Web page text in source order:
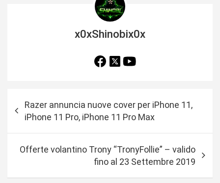
x0xShinobix0x
a
Razer annuncia nuove cover per iPhone 11,
iPhone 11 Pro, iPhone 11 Pro Max
Offerte volantino Trony “TronyFollie” – valido
fino al 23 Settembre 2019